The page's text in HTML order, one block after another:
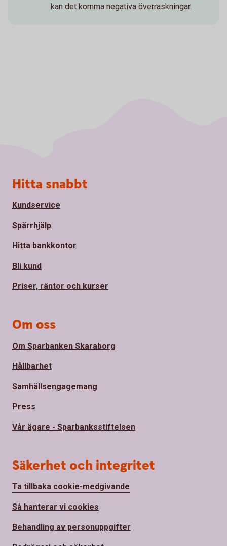
kan det komma negativa överraskningar.
Sidfot
Hitta snabbt
Kundservice
Spärrhjälp
Hitta bankkontor
Bli kund
Priser, räntor och kurser
Om oss
Om Sparbanken Skaraborg
Hållbarhet
Samhällsengagemang
Press
Vår ägare - Sparbanksstiftelsen
Säkerhet och integritet
Ta tillbaka cookie-medgivande
Så hanterar vi cookies
Behandling av personuppgifter